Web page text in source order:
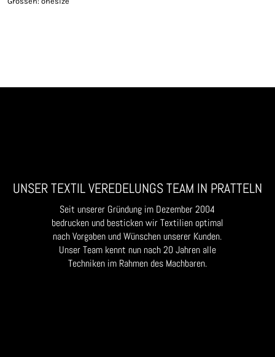
UNSER TEXTIL VEREDELUNGS TEAM IN PRATTELN
Seit unserer Gründung im Dezember 2004
bedrucken und besticken wir Textilien optimal
nach Vorgaben und Wünschen unserer Kunden.
Unser Team kennt nun nach 20 Jahren alle
Techniken im Rahmen des Machbaren.